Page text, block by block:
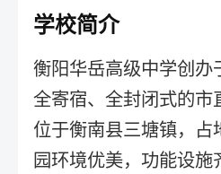
学校简介
衡阳华岳高级中学创
全寄宿、全封闭式的市
位于衡南县三塘镇，
园环境优美，功能设施